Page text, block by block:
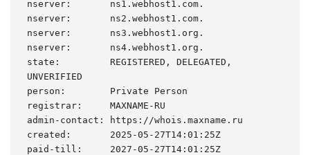
nserver:       ns1.webhost1.com.
nserver:       ns2.webhost1.com.
nserver:       ns3.webhost1.org.
nserver:       ns4.webhost1.org.
state:         REGISTERED, DELEGATED,
UNVERIFIED
person:        Private Person
registrar:     MAXNAME-RU
admin-contact: https://whois.maxname.ru
created:       2025-05-27T14:01:25Z
paid-till:     2027-05-27T14:01:25Z